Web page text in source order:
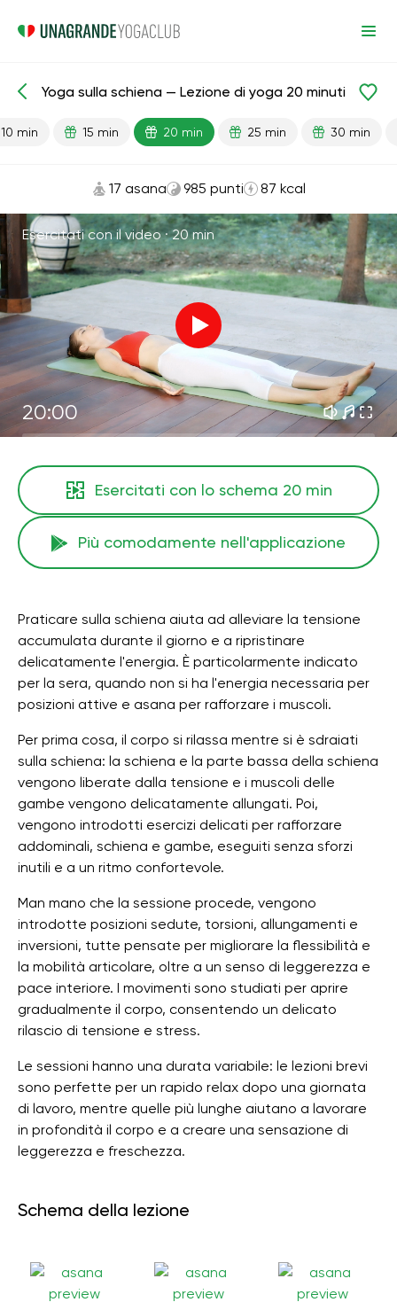
Lezioni pronte Relax
Yoga sulla schiena — Lezione di yoga 20 minuti
10 min 15 min 20 min 25 min 30 min
17 asana 985 punti 87 kcal
Esercitati con il video ·20 min
20:00
Esercitati con lo schema 20 min
Più comodamente nell'applicazione
Praticare sulla schiena aiuta ad alleviare la tensione
accumulata durante il giorno e a ripristinare
delicatamente l'energia. È particolarmente indicato
per la sera, quando non si ha l'energia necessaria per
posizioni attive e asana per rafforzare i muscoli.
Per prima cosa, il corpo si rilassa mentre si è sdraiati
sulla schiena: la schiena e la parte bassa della schiena
vengono liberate dalla tensione e i muscoli delle
gambe vengono delicatamente allungati. Poi,
vengono introdotti esercizi delicati per rafforzare
addominali, schiena e gambe, eseguiti senza sforzi
inutili e a un ritmo confortevole.
Man mano che la sessione procede, vengono
introdotte posizioni sedute, torsioni, allungamenti e
inversioni, tutte pensate per migliorare la flessibilità e
la mobilità articolare, oltre a un senso di leggerezza e
pace interiore. I movimenti sono studiati per aprire
gradualmente il corpo, consentendo un delicato
rilascio di tensione e stress.
Le sessioni hanno una durata variabile: le lezioni brevi
sono perfette per un rapido relax dopo una giornata
di lavoro, mentre quelle più lunghe aiutano a lavorare
in profondità il corpo e a creare una sensazione di
leggerezza e freschezza.
Schema della lezione